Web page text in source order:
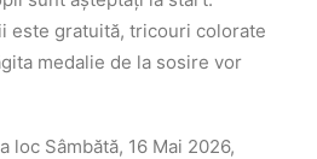
este gratuită, tricouri colorate
medalie de la sosire vor
loc Sâmbătă, 16 Mai 2026,